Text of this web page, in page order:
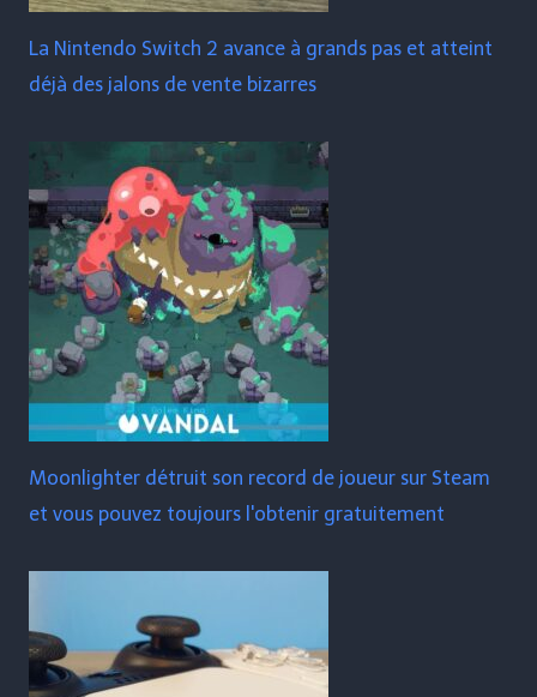
La Nintendo Switch 2 avance à grands pas et atteint
déjà des jalons de vente bizarres
Moonlighter détruit son record de joueur sur Steam
et vous pouvez toujours l'obtenir gratuitement